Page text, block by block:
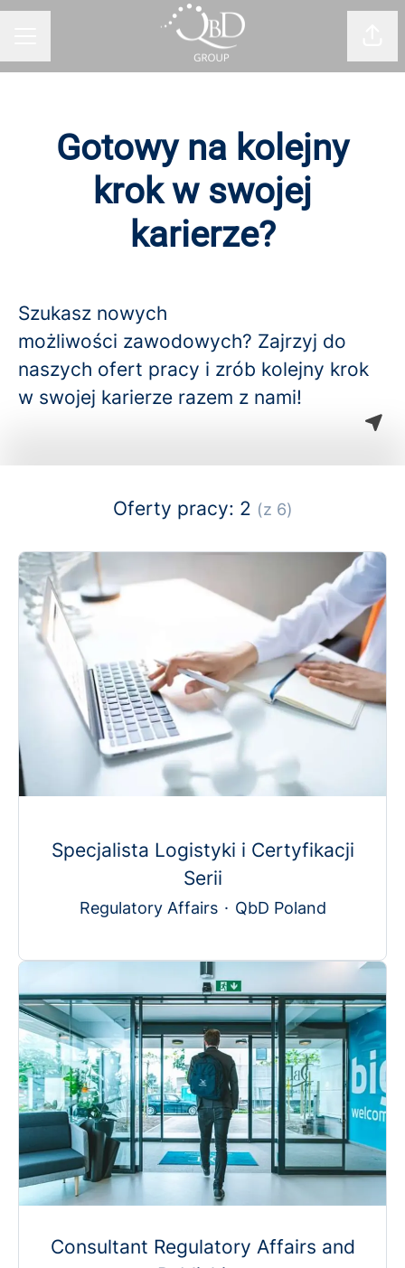
Gotowy na kolejny
krok w swojej
karierze?
Szukasz nowych
możliwości zawodowych? Zajrzyj do
naszych ofert pracy i zrób kolejny krok
w swojej karierze razem z nami!
Oferty pracy: 2 (z 6)
Specjalista Logistyki i Certyfikacji
Serii
Regulatory Affairs · QbD Poland
Consultant Regulatory Affairs and